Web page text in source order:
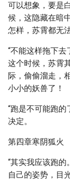
可以想象，要是
候，这隐藏在暗
怎样，苏霄都无
“不能这样拖下
这个时候，苏霄
际，偷偷溜走，
小小的妖兽了！
“跑是不可能跑
决定。
第四章寒阴狐火
“其实我应该跑
自己的姿势，目